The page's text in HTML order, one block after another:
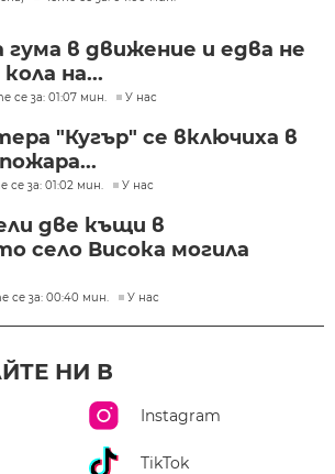
гума в движение и едва не
на...
се за: 01:07 мин. У нас
"Кугър" се включиха в
се за: 01:02 мин. У нас
две къщи в
село Висока могила
се за: 00:40 мин. У нас
НИ В
Instagram
TikTok